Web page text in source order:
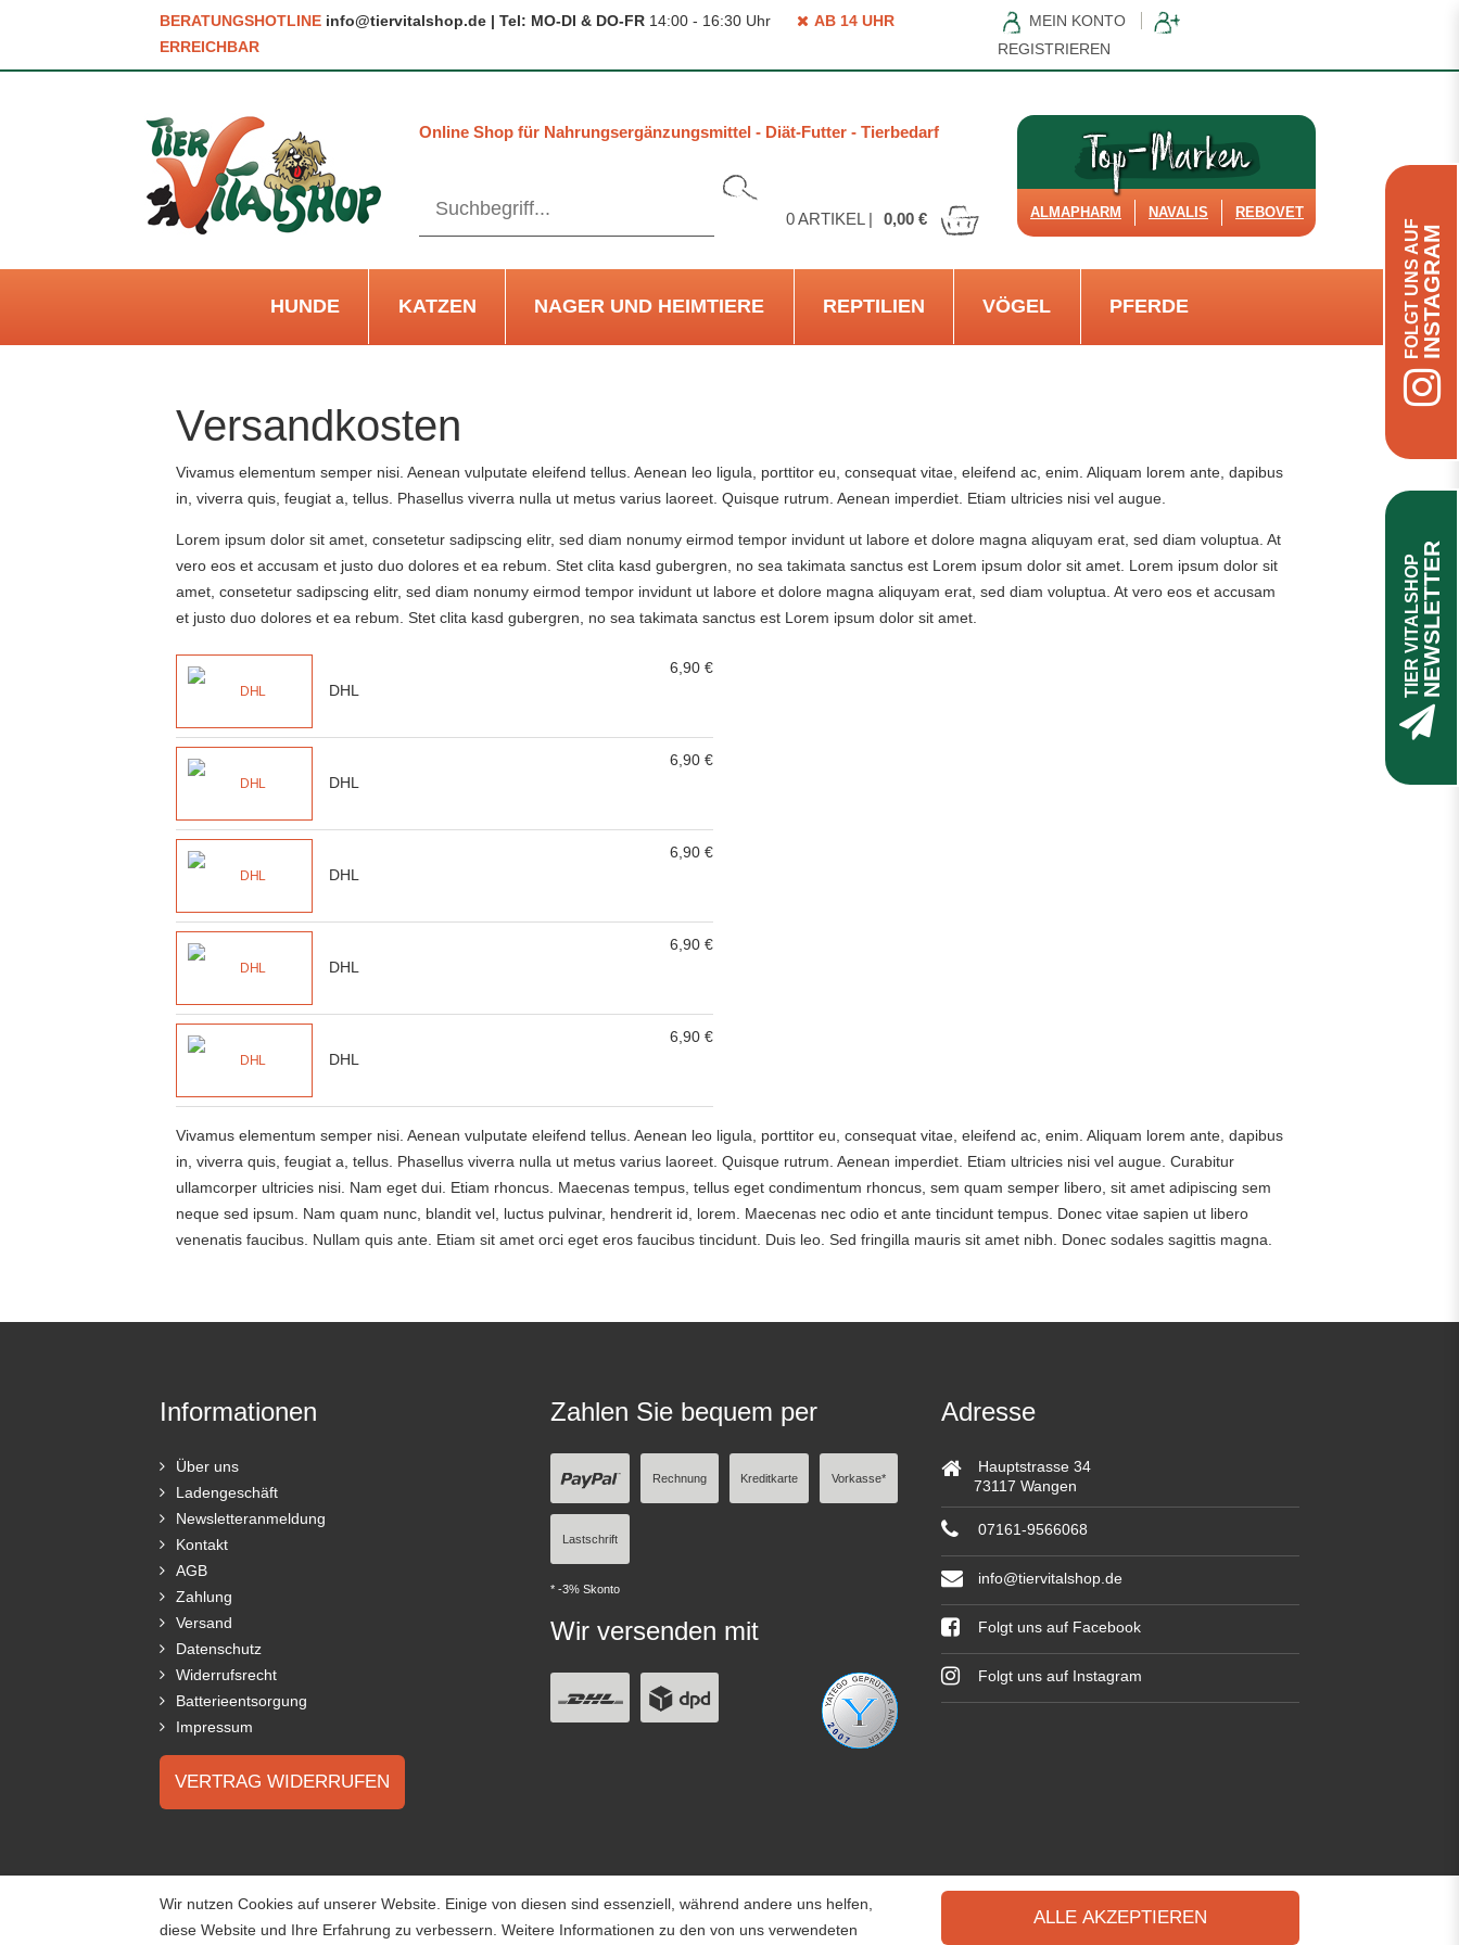
BERATUNGSHOTLINE info@tiervitalshop.de | Tel: MO-DI & DO-FR 14:00 - 16:30 Uhr
AB 14 UHR
ERREICHBAR
MEIN KONTO
REGISTRIEREN
Online Shop für Nahrungsergänzungsmittel - Diät-Futter - Tierbedarf
0ARTIKEL | 0,00 € ALMAPHARM NAVALIS REBOVET
HUNDE KATZEN NAGER UND HEIMTIERE REPTILIEN VÖGEL PFERDE
Versandkosten
Vivamus elementum semper nisi. Aenean vulputate eleifend tellus. Aenean leo ligula, porttitor eu, consequat vitae, eleifend ac, enim. Aliquam lorem ante, dapibus
in, viverra quis, feugiat a, tellus. Phasellus viverra nulla ut metus varius laoreet. Quisque rutrum. Aenean imperdiet. Etiam ultricies nisi vel augue.
Lorem ipsum dolor sit amet, consetetur sadipscing elitr, sed diam nonumy eirmod tempor invidunt ut labore et dolore magna aliquyam erat, sed diam voluptua. At
vero eos et accusam et justo duo dolores et ea rebum. Stet clita kasd gubergren, no sea takimata sanctus est Lorem ipsum dolor sit amet. Lorem ipsum dolor sit
amet, consetetur sadipscing elitr, sed diam nonumy eirmod tempor invidunt ut labore et dolore magna aliquyam erat, sed diam voluptua. At vero eos et accusam
et justo duo dolores et ea rebum. Stet clita kasd gubergren, no sea takimata sanctus est Lorem ipsum dolor sit amet.
DHL
6,90 €
DHL
6,90 €
DHL
6,90 €
DHL
6,90 €
DHL
6,90 €
Vivamus elementum semper nisi. Aenean vulputate eleifend tellus. Aenean leo ligula, porttitor eu, consequat vitae, eleifend ac, enim. Aliquam lorem ante, dapibus
in, viverra quis, feugiat a, tellus. Phasellus viverra nulla ut metus varius laoreet. Quisque rutrum. Aenean imperdiet. Etiam ultricies nisi vel augue. Curabitur
ullamcorper ultricies nisi. Nam eget dui. Etiam rhoncus. Maecenas tempus, tellus eget condimentum rhoncus, sem quam semper libero, sit amet adipiscing sem
neque sed ipsum. Nam quam nunc, blandit vel, luctus pulvinar, hendrerit id, lorem. Maecenas nec odio et ante tincidunt tempus. Donec vitae sapien ut libero
venenatis faucibus. Nullam quis ante. Etiam sit amet orci eget eros faucibus tincidunt. Duis leo. Sed fringilla mauris sit amet nibh. Donec sodales sagittis magna.
Informationen
Über uns
Ladengeschäft
Newsletteranmeldung
Kontakt
AGB
Zahlung
Versand
Datenschutz
Widerrufsrecht
Batterieentsorgung
Impressum
VERTRAG WIDERRUFEN
Zahlen Sie bequem per
Rechnung Kreditkarte Vorkasse*
Lastschrift
* -3% Skonto
Wir versenden mit
Adresse
Hauptstrasse 34
73117 Wangen
07161-9566068
info@tiervitalshop.de
Folgt uns auf Facebook
Folgt uns auf Instagram
FOLGT UNS AUFINSTAGRAM
TIER VITALSHOPNEWSLETTER
Wir nutzen Cookies auf unserer Website. Einige von diesen sind essenziell, während andere uns helfen,
diese Website und Ihre Erfahrung zu verbessern. Weitere Informationen zu den von uns verwendeten
ALLE AKZEPTIEREN